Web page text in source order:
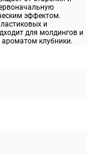
эффектом.
и
для молдингов и
клубники.